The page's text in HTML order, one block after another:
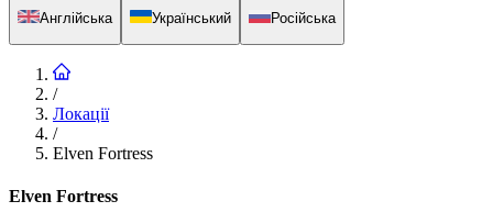
Англійська Український Російська
/
Локації
/
Elven Fortress
Elven Fortress